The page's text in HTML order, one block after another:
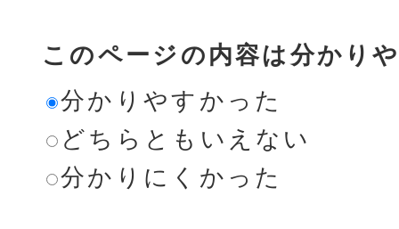
このページの内容は分かり
分かりやすかった
どちらともいえない
分かりにくかった